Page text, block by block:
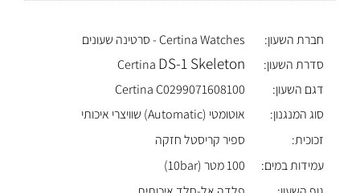
חברת השעון:
Certina Watches - סרטינה שעונים
סדרת השעון:
Certina DS-1 Skeleton
דגם השעון:
Certina C0299071608100
סוג המנגנון:
אוטומטי (Automatic) שוויצרי איכותי
זכוכית:
ספיר קריסטל חזקה
עמידות במים:
100 מטר (10bar)